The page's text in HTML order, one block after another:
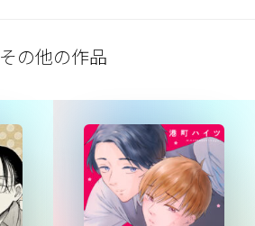
その他の作品